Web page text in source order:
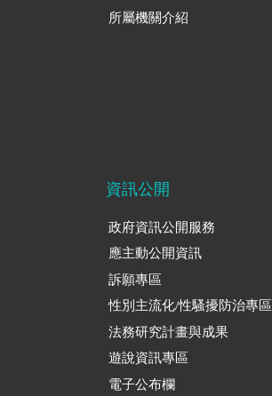
所屬機關介紹
資訊公開
政府資訊公開服務
應主動公開資訊
訴願專區
性別主流化/性騷擾防治專區
法務研究計畫與成果
遊說資訊專區
電子公布欄